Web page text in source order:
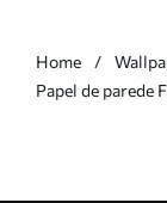
Home
Papel de parede